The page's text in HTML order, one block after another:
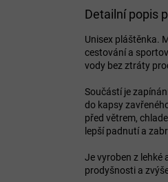
Detailní popis
Unisex pláštěnka.
cestování a
vody bez ztráty
Součástí je
do kapsy
před větrem,
lepší padnutí a
Je vyroben z lehké
prodyšnosti a